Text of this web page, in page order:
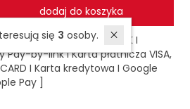
dodaj do koszyka
przelewem, Paynow [ BLIK I
Pay-by-link I Karta płatnicza VISA,
I Karta kredytowa I Google
Pay ]
interesują się3 osoby.